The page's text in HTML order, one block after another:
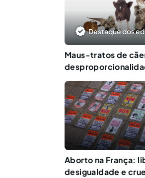
Destaque dos
Maus-tratos de
Aborto na França:
desigualdade e